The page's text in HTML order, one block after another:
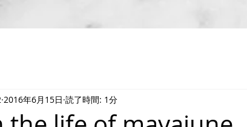
2016年6月15日 読了時間: 1分